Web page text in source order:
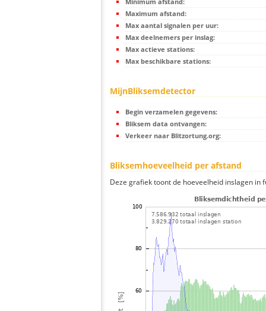
Maximum afstand:
Max aantal signalen per uur:
Max deelnemers per inslag:
Max actieve stations:
Max beschikbare stations:
MijnBliksemdetector
Begin verzamelen gegevens:
Bliksem data ontvangen:
Verkeer naar Blitzortung.org:
Bliksemhoeveelheid per afstand
Deze grafiek toont de hoeveelheid inslagen in